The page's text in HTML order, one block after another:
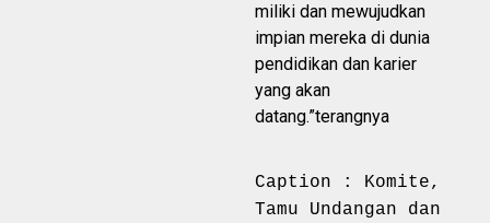
miliki dan mewujudkan
impian mereka di dunia
pendidikan dan karier
yang akan
datang.”terangnya
Caption : Komite,
Tamu Undangan dan